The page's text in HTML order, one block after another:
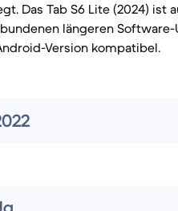
Das Tab S6 Lite (2024) ist
längeren
Version kompatibel.